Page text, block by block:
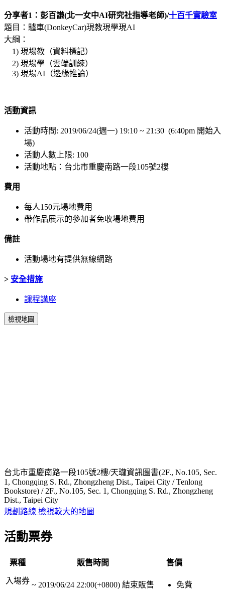
分享者1：彭百謙(北一女中AI研究社指導老師)/十百千實驗室
題目：驢車(DonkeyCar)現教現學現AI
大綱：
1) 現場教（資料標記）
2) 現場學（雲端訓練）
3) 現場AI（邊緣推論）
活動資訊
活動時間: 2019/06/24(週一) 19:10 ~ 21:30 (6:40pm 開始入
場)
活動人數上限: 100
活動地點：台北市重慶南路一段105號2樓
費用
每人150元場地費用
帶作品展示的參加者免收場地費用
備註
活動場地有提供無線網路
> 安全措施
課程講座
檢視地圖
台北市重慶南路一段105號2樓/天瓏資訊圖書(2F., No.105, Sec.
1, Chongqing S. Rd., Zhongzheng Dist., Taipei City / Tenlong
Bookstore) / 2F., No.105, Sec. 1, Chongqing S. Rd., Zhongzheng
Dist., Taipei City
規劃路線 檢視較大的地圖
活動票券
票種 販售時間 售價
入場券 ~ 2019/06/24 22:00(+0800) 結束販售 免費